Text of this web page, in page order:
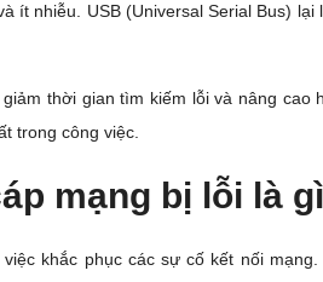
nhiễu. USB (Universal Serial Bus) lại
thời gian tìm kiếm lỗi và nâng cao
trong công việc.
mạng bị lỗi là
khắc phục các sự cố kết nối